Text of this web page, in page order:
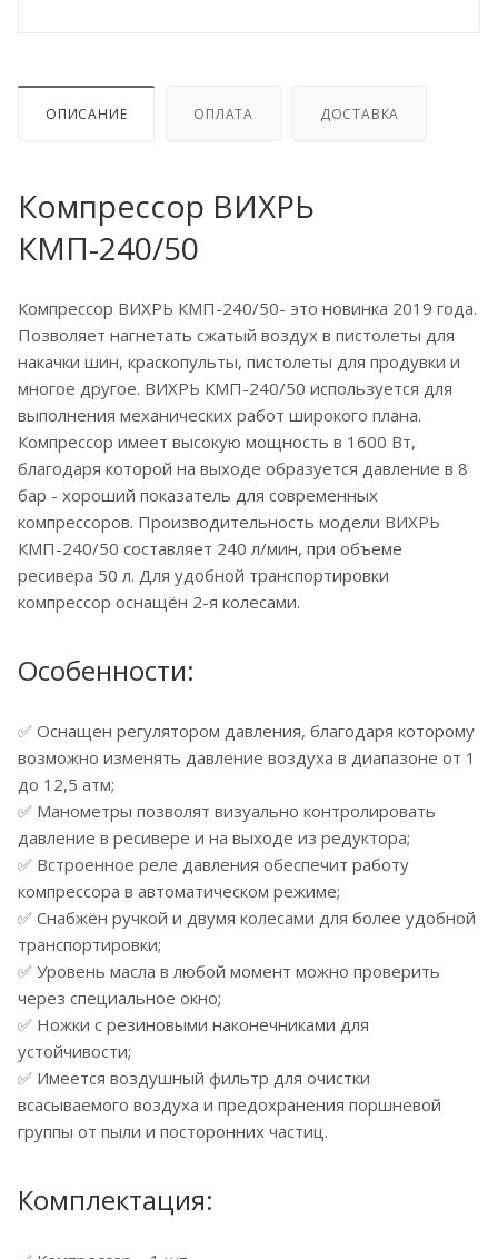
ОПИСАНИЕ ОПЛАТА ДОСТАВКА
Компрессор ВИХРЬ
КМП-240/50
Компрессор ВИХРЬ КМП-240/50- это новинка 2019 года.
Позволяет нагнетать сжатый воздух в пистолеты для
накачки шин, краскопульты, пистолеты для продувки и
многое другое. ВИХРЬ КМП-240/50 используется для
выполнения механических работ широкого плана.
Компрессор имеет высокую мощность в 1600 Вт,
благодаря которой на выходе образуется давление в 8
бар - хороший показатель для современных
компрессоров. Производительность модели ВИХРЬ
КМП-240/50 составляет 240 л/мин, при объеме
ресивера 50 л. Для удобной транспортировки
компрессор оснащён 2-я колесами.
Особенности:
✅ Оснащен регулятором давления, благодаря которому
возможно изменять давление воздуха в диапазоне от 1
до 12,5 атм;
✅ Манометры позволят визуально контролировать
давление в ресивере и на выходе из редуктора;
✅ Встроенное реле давления обеспечит работу
компрессора в автоматическом режиме;
✅ Снабжён ручкой и двумя колесами для более удобной
транспортировки;
✅ Уровень масла в любой момент можно проверить
через специальное окно;
✅ Ножки с резиновыми наконечниками для
устойчивости;
✅ Имеется воздушный фильтр для очистки
всасываемого воздуха и предохранения поршневой
группы от пыли и посторонних частиц.
Комплектация: